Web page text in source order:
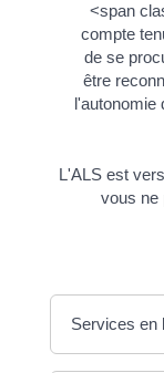
<span
compte
de se
être
l'autonomie
L'ALS est
vous ne
Services en